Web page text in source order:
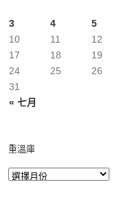
« 七月
3
4 5
10
11 12
17
18 19
24
25 26
31
重溫庫